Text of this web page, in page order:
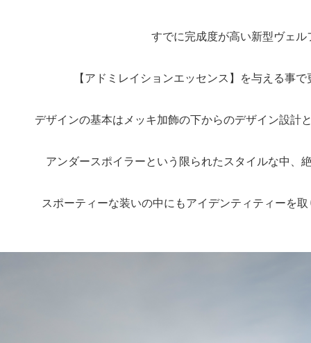
すでに完成度が高い新型ヴェ
【アドミレイションエッセンス】を与える事で
デザインの基本はメッキ加飾の下からのデザイン設計
アンダースポイラーという限られたスタイルな中、
スポーティーな装いの中にもアイデンティティーを